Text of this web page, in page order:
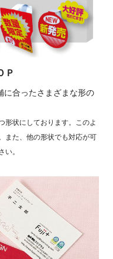
Ｐ
に合ったさまざまな形の
形状にしております。このよ
また、他の形状でも対応が可
い。